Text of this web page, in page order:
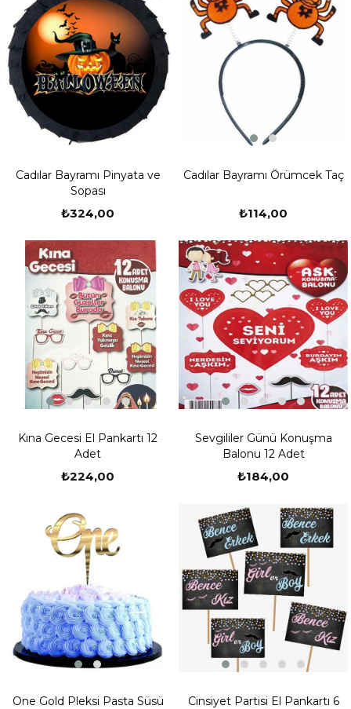
Cadılar Bayramı Pinyata ve
Sopası
₺324,00
Cadılar Bayramı Örümcek Taç
₺114,00
Kına Gecesi El Pankartı 12
Adet
₺224,00
Sevgililer Günü Konuşma
Balonu 12 Adet
₺184,00
One Gold Pleksi Pasta Süsü
Cinsiyet Partisi El Pankartı 6